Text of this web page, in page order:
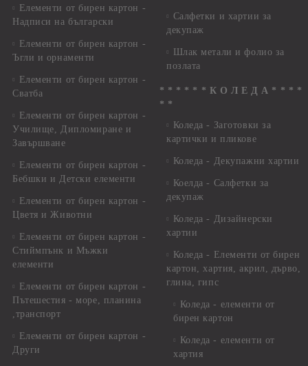
Елементи от бирен картон -
Надписи на български
Елементи от бирен картон -
Ъгли и орнаменти
Елементи от бирен картон -
Сватба
Елементи от бирен картон -
Училище, Дипломиране и
Завършване
Елементи от бирен картон -
Бебшки и Детски елементи
Елементи от бирен картон -
Цветя и Животни
Елементи от бирен картон -
Стиймпънк и Мъжки
елементи
Елементи от бирен картон -
Пътешестия - море, планина
,транспорт
Елементи от бирен картон -
Други
Салфетки и хартии за
декупаж
Шлак метали и фолио за
позлата
* * * * * * К О Л Е Д А * * * *
* *
Коледа - Заготовки за
картички и пликове
Коледа - Декупажни хартии
Коелда - Салфетки за
декупаж
Коледа - Дизайнерски
хартии
Коледа - Eлементи от бирен
картон, хартия, акрил, дърво,
глина, гипс
Коледа - елементи от
бирен картон
Коледа - елементи от
хартия